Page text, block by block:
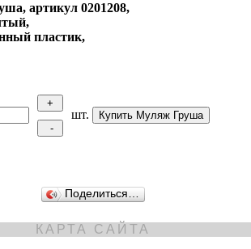
артикул 0201208,
пластик,
шт.
Поделиться…
КАРТА САЙТА